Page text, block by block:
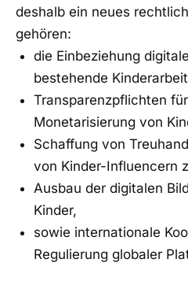
deshalb ein neues
gehören:
die Einbeziehung
bestehende
Transparenzpflichten
Monetarisierung von
Schaffung von
von Kinder-Influencern
Ausbau der digitalen
Kinder,
sowie internationale
Regulierung globaler